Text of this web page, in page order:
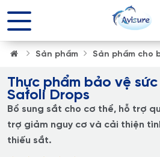
Sản phẩm Sản phẩm cho
Thực phẩm bảo vệ
Safoli Drops
Bổ sung sắt cho cơ thể, hỗ trợ
trợ giảm nguy cơ và cải thiện
thiếu sắt.